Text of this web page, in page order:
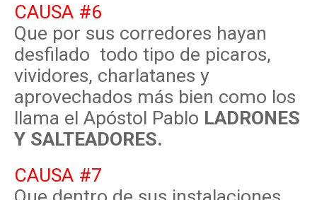
CAUSA #6
Que por sus corredores hayan
desfilado todo tipo de picaros,
vividores, charlatanes y
aprovechados más bien como los
llama el Apóstol Pablo LADRONES
Y SALTEADORES.
CAUSA #7